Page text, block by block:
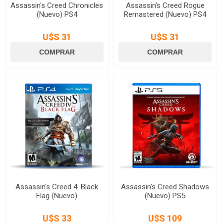
Assassin's Creed Chronicles
(Nuevo) PS4
U$S 31
Assassin's Creed Rogue
Remastered (Nuevo) PS4
U$S 31
Assassin's Creed 4: Black
Flag (Nuevo)
U$S 33
Assassin's Creed Shadows
(Nuevo) PS5
U$S 109